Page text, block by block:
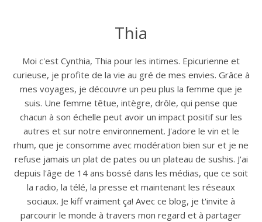
Thia
Moi c'est Cynthia, Thia pour les intimes. Epicurienne et
curieuse, je profite de la vie au gré de mes envies. Grâce à
mes voyages, je découvre un peu plus la femme que je
suis. Une femme têtue, intègre, drôle, qui pense que
chacun à son échelle peut avoir un impact positif sur les
autres et sur notre environnement. J'adore le vin et le
rhum, que je consomme avec modération bien sur et je ne
refuse jamais un plat de pates ou un plateau de sushis. J'ai
depuis l'âge de 14 ans bossé dans les médias, que ce soit
la radio, la télé, la presse et maintenant les réseaux
sociaux. Je kiff vraiment ça! Avec ce blog, je t'invite à
parcourir le monde à travers mon regard et à partager